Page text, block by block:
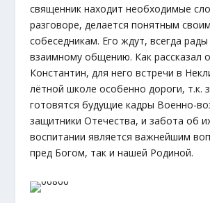
священник находит необходимые
разговоре, делается понятным своим
собеседникам. Его ждут, всегда
взаимному общению. Как рассказал
Константин, для него встречи в
лётной школе особенно дороги, т.к.
готовятся будущие кадры Военно-
защитники Отечества, и забота об
воспитании является важнейшим
пред Богом, так и нашей Родиной.